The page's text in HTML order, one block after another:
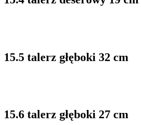
15.5 talerz głęboki 32 cm
15.6 talerz głęboki 27 cm